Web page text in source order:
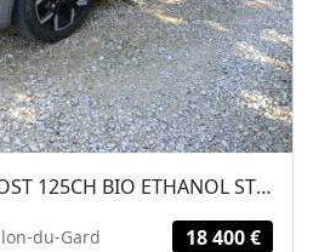
FORD PUMA ECOBOOST 125CH BIO ETHANOL ST LINE X 11/2022 33000KM
du-Gard 18 400 €